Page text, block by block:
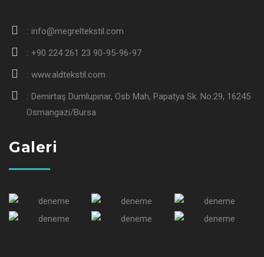
info@megreltekstil.com
+90 224 261 23 90-95-96-97
www.aldtekstil.com
Demirtaş Dumlupınar, Osb Mah, Papatya Sk. No:29, 16245
Osmangazi/Bursa
Galeri